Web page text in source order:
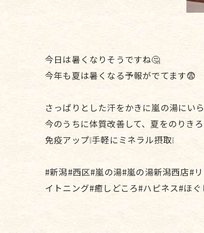
今日は暑くなりそうですね🤔
今年も夏は暑くなる予報がでてます😨
さっぱりとした汗をかきに嵐の湯にい
今のうちに体質改善して、夏をのりきろ
免疫アップ❕手軽にミネラル摂取❕
#新潟#西区#嵐の湯#嵐の湯新潟西店#
イトニング#癒しどころ#ハピネス#ほ